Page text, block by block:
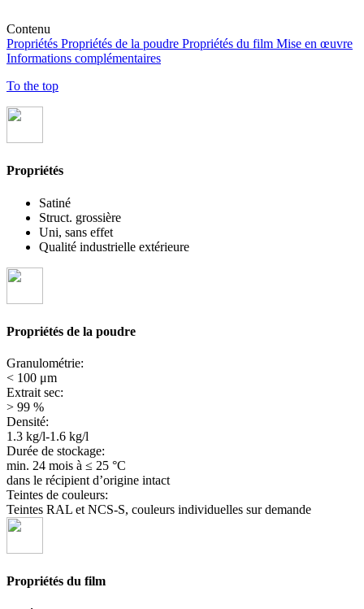
Contenu
Propriétés Propriétés de la poudre Propriétés du film Mise en œuvre
Informations complémentaires
To the top
Propriétés
Satiné
Struct. grossière
Uni, sans effet
Qualité industrielle extérieure
Propriétés de la poudre
Granulométrie:
< 100 μm
Extrait sec:
> 99 %
Densité:
1.3 kg/l-1.6 kg/l
Durée de stockage:
min. 24 mois à ≤ 25 °C
dans le récipient d’origine intact
Teintes de couleurs:
Teintes RAL et NCS-S, couleurs individuelles sur demande
Propriétés du film